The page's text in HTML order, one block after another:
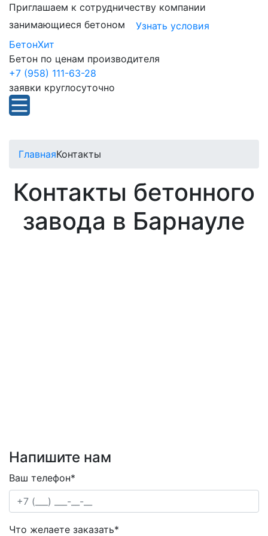
Приглашаем к сотрудничеству компании
занимающиеся бетоном
Узнать условия
БетонХит
Бетон по ценам производителя
+7 (958) 111-63-28
заявки круглосуточно
ГлавнаяКонтакты
Контакты бетонного
завода в Барнауле
Напишите нам
Ваш телефон*
Что желаете заказать*